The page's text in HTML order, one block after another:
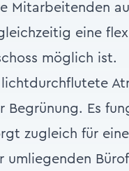
Mitarbeitenden
eine
möglich ist.
Es
zugleich für eine